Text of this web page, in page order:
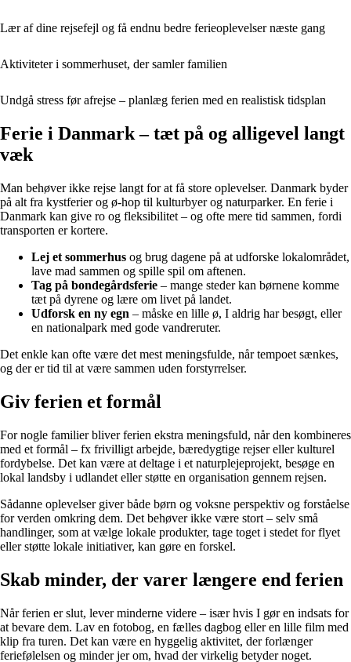
Lær af dine rejsefejl og få endnu bedre ferieoplevelser næste gang
Aktiviteter i sommerhuset, der samler familien
Undgå stress før afrejse – planlæg ferien med en realistisk tidsplan
Ferie i Danmark – tæt på og alligevel langt
væk
Man behøver ikke rejse langt for at få store oplevelser. Danmark byder
på alt fra kystferier og ø-hop til kulturbyer og naturparker. En ferie i
Danmark kan give ro og fleksibilitet – og ofte mere tid sammen, fordi
transporten er kortere.
Lej et sommerhus og brug dagene på at udforske lokalområdet,
lave mad sammen og spille spil om aftenen.
Tag på bondegårdsferie – mange steder kan børnene komme
tæt på dyrene og lære om livet på landet.
Udforsk en ny egn – måske en lille ø, I aldrig har besøgt, eller
en nationalpark med gode vandreruter.
Det enkle kan ofte være det mest meningsfulde, når tempoet sænkes,
og der er tid til at være sammen uden forstyrrelser.
Giv ferien et formål
For nogle familier bliver ferien ekstra meningsfuld, når den kombineres
med et formål – fx frivilligt arbejde, bæredygtige rejser eller kulturel
fordybelse. Det kan være at deltage i et naturplejeprojekt, besøge en
lokal landsby i udlandet eller støtte en organisation gennem rejsen.
Sådanne oplevelser giver både børn og voksne perspektiv og forståelse
for verden omkring dem. Det behøver ikke være stort – selv små
handlinger, som at vælge lokale produkter, tage toget i stedet for flyet
eller støtte lokale initiativer, kan gøre en forskel.
Skab minder, der varer længere end ferien
Når ferien er slut, lever minderne videre – især hvis I gør en indsats for
at bevare dem. Lav en fotobog, en fælles dagbog eller en lille film med
klip fra turen. Det kan være en hyggelig aktivitet, der forlænger
feriefølelsen og minder jer om, hvad der virkelig betyder noget.